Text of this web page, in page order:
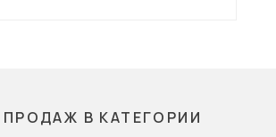
В КАТЕГОРИИ